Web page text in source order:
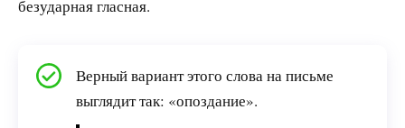
безударная гласная.
Верный вариант этого слова на письме
выглядит так: «опоздание».